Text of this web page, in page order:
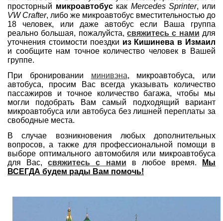
просторный микроавтобускак Mercedes Sprinter, или
VW Crafter, либо же микроавтобус вместительностью до
18 человек, или даже автобус если Ваша группа
реально большая, пожалуйста, свяжитесь с нами для
уточнения стоимости поездки из Кишинева в Измаил
и сообщите нам точное количество человек в Вашей
группе.
При бронировании минивэна, микроавтобуса, или
автобуса, просим Вас всегда указывать количество
пассажиров и точное количество багажа, чтобы мы
могли подобрать Вам самый подходящий вариант
микроавтобуса или автобуса без лишней переплаты за
свободные места.
В случае возникновения любых дополнительных
вопросов, а также для профессиональной помощи в
выборе оптимального автомобиля или микроавтобуса
для Вас,свяжитесь с нами в любое время.
Мы
ВСЕГДА будем рады Вам помочь!